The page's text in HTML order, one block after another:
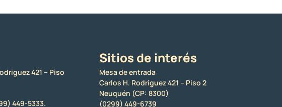
421 – Piso
449-5333.
Sitios de interés
Mesa de entrada
Carlos H. Rodriguez 421 – Piso 2
Neuquén (CP: 8300)
(0299) 449-6739